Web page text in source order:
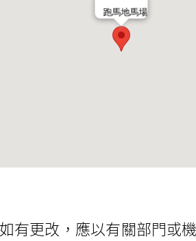
跑馬地馬場
有更改，應以有關部門或